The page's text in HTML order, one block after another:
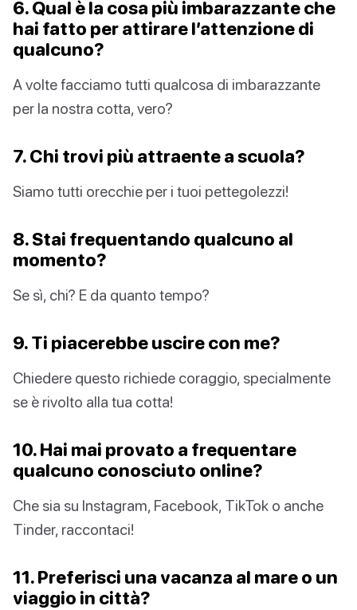
6. Qual è la cosa più imbarazzante che
hai fatto per attirare l’attenzione di
qualcuno?
A volte facciamo tutti qualcosa di imbarazzante
per la nostra cotta, vero?
7. Chi trovi più attraente a scuola?
Siamo tutti orecchie per i tuoi pettegolezzi!
8. Stai frequentando qualcuno al
momento?
Se sì, chi? E da quanto tempo?
9. Ti piacerebbe uscire con me?
Chiedere questo richiede coraggio, specialmente
se è rivolto alla tua cotta!
10. Hai mai provato a frequentare
qualcuno conosciuto online?
Che sia su Instagram, Facebook, TikTok o anche
Tinder, raccontaci!
11. Preferisci una vacanza al mare o un
viaggio in città?